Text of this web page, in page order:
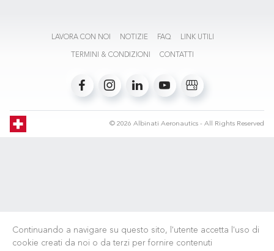
LAVORA CON NOI NOTIZIE FAQ LINK UTILI
TERMINI & CONDIZIONI CONTATTI
© 2026 Albinati Aeronautics - All Rights Reserved
Continuando a navigare su questo sito, l'utente accetta l'uso di
cookie creati da noi o da terzi per fornire contenuti